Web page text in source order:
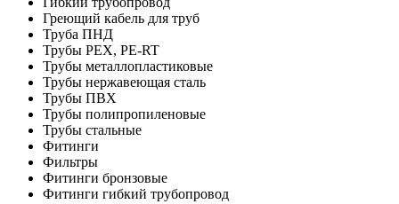
Греющий кабель для труб
Труба ПНД
Трубы PEX, PE-RT
Трубы металлопластиковые
Трубы нержавеющая сталь
Трубы ПВХ
Трубы полипропиленовые
Трубы стальные
Фитинги
Фильтры
Фитинги бронзовые
Фитинги гибкий трубопровод